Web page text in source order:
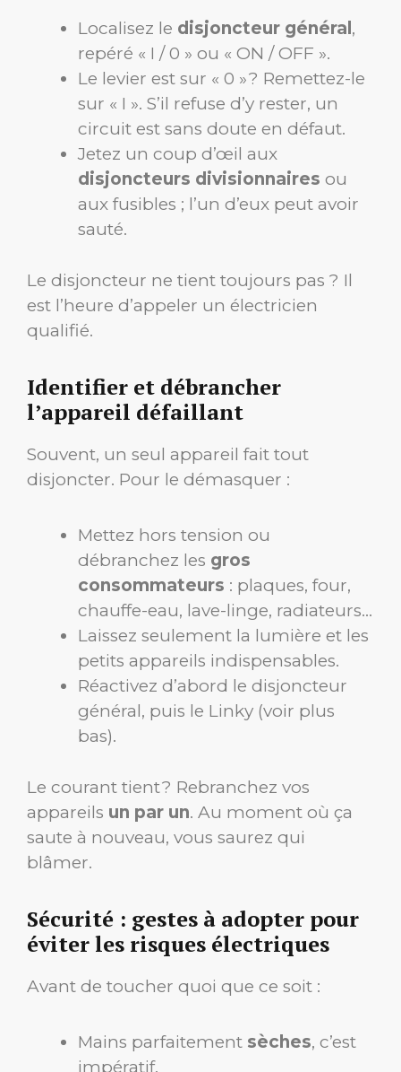
Localisez le disjoncteur général ,
repéré « I / 0 » ou « ON / OFF ».
Le levier est sur « 0 » ? Remettez-le
sur « I ». S’il refuse d’y rester, un
circuit est sans doute en défaut.
Jetez un coup d’œil aux
disjoncteurs divisionnaires ou
aux fusibles ; l’un d’eux peut avoir
sauté.
Le disjoncteur ne tient toujours pas ? Il
est l’heure d’appeler un électricien
qualifié.
Identifier et débrancher
l’appareil défaillant
Souvent, un seul appareil fait tout
disjoncter. Pour le démasquer :
Mettez hors tension ou
débranchez les gros
consommateurs : plaques, four,
chauffe-eau, lave-linge, radiateurs…
Laissez seulement la lumière et les
petits appareils indispensables.
Réactivez d’abord le disjoncteur
général, puis le Linky (voir plus
bas).
Le courant tient ? Rebranchez vos
appareils un par un. Au moment où ça
saute à nouveau, vous saurez qui
blâmer.
Sécurité : gestes à adopter pour
éviter les risques électriques
Avant de toucher quoi que ce soit :
Mains parfaitement sèches, c’est
impératif.